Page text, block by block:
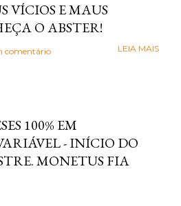
VÍCIOS E MAUS
O ABSTER!
comentário LEIA MAIS
100% EM
- INÍCIO DO
MONETUS FIA